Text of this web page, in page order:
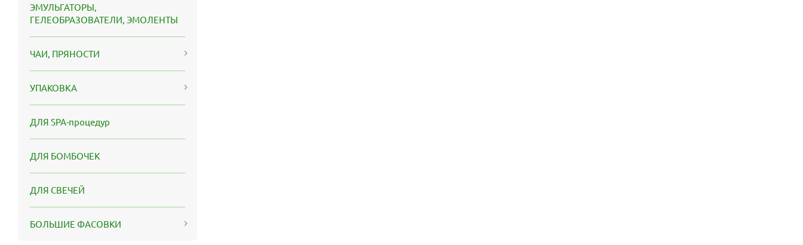
ЭМУЛЬГАТОРЫ,
ГЕЛЕОБРАЗОВАТЕЛИ, ЭМОЛЕНТЫ
ЧАИ, ПРЯНОСТИ
УПАКОВКА
ДЛЯ SPA-процедур
ДЛЯ БОМБОЧЕК
ДЛЯ СВЕЧЕЙ
БОЛЬШИЕ ФАСОВКИ